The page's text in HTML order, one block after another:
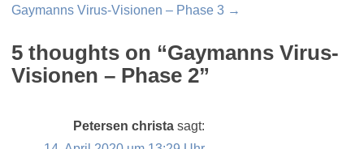
Gaymanns Virus-Visionen – Phase 3 →
5 thoughts on “Gaymanns Virus-
Visionen – Phase 2”
Petersen christa sagt: